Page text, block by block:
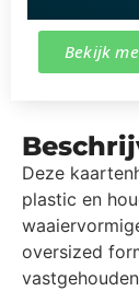
Bekijk
Deze
plastic en
oversized
vastgehouden